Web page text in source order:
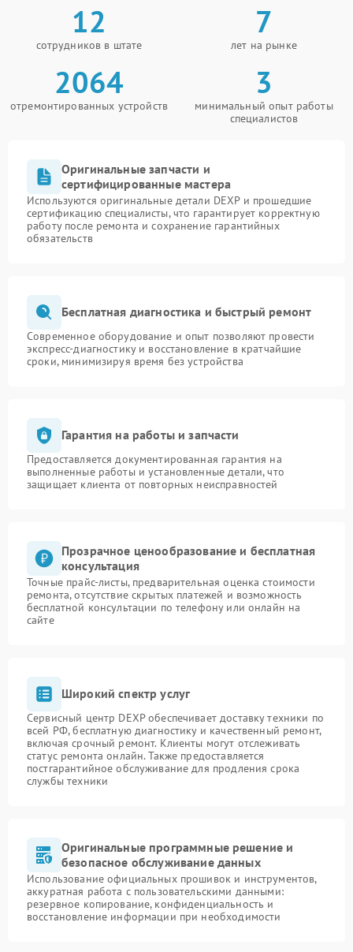
12
сотрудников в штате
7
лет на рынке
2064
отремонтированных устройств
3
минимальный опыт работы
специалистов
Оригинальные запчасти и
сертифицированные мастера
Используются оригинальные детали DEXP и прошедшие
сертификацию специалисты, что гарантирует корректную
работу после ремонта и сохранение гарантийных
обязательств
Бесплатная диагностика и быстрый ремонт
Современное оборудование и опыт позволяют провести
экспресс-диагностику и восстановление в кратчайшие
сроки, минимизируя время без устройства
Гарантия на работы и запчасти
Предоставляется документированная гарантия на
выполненные работы и установленные детали, что
защищает клиента от повторных неисправностей
Прозрачное ценообразование и бесплатная
консультация
Точные прайс-листы, предварительная оценка стоимости
ремонта, отсутствие скрытых платежей и возможность
бесплатной консультации по телефону или онлайн на
сайте
Широкий спектр услуг
Сервисный центр DEXP обеспечивает доставку техники по
всей РФ, бесплатную диагностику и качественный ремонт,
включая срочный ремонт. Клиенты могут отслеживать
статус ремонта онлайн. Также предоставляется
постгарантийное обслуживание для продления срока
службы техники
Оригинальные программные решение и
безопасное обслуживание данных
Использование официальных прошивок и инструментов,
аккуратная работа с пользовательскими данными:
резервное копирование, конфиденциальность и
восстановление информации при необходимости